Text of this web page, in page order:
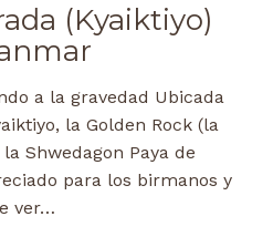
(Kyaiktiyo)
a la gravedad Ubicada
la Golden Rock (la
Shwedagon Paya de
para los birmanos y
ver…